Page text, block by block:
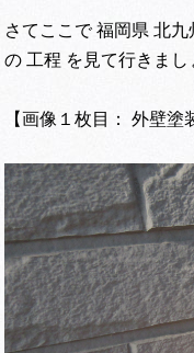
さてここで 福岡県 北
の 工程 を見て行きまし
【画像１枚目： 外壁塗